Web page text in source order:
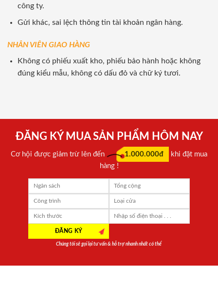
công ty.
Gửi khác, sai lệch thông tin tài khoản ngân hàng.
NHÂN VIÊN GIAO HÀNG
Không có phiếu xuất kho, phiếu bảo hành hoặc không
đúng kiểu mẫu, không có dấu đỏ và chữ ký tươi.
ĐĂNG KÝ MUA SẢN PHẨM HÔM NAY
Cơ hội được giảm trừ lên đến 1.000.000đ
khi đặt mua
hàng !
Chúng tôi sẽ gọi lại tư vấn & hỗ trợ nhanh nhất có thể